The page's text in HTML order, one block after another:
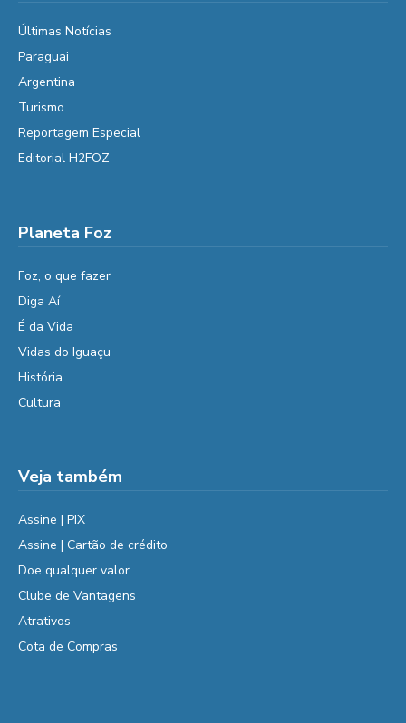
Últimas Notícias
Paraguai
Argentina
Turismo
Reportagem Especial
Editorial H2FOZ
Planeta Foz
Foz, o que fazer
Diga Aí
É da Vida
Vidas do Iguaçu
História
Cultura
Veja também
Assine | PIX
Assine | Cartão de crédito
Doe qualquer valor
Clube de Vantagens
Atrativos
Cota de Compras